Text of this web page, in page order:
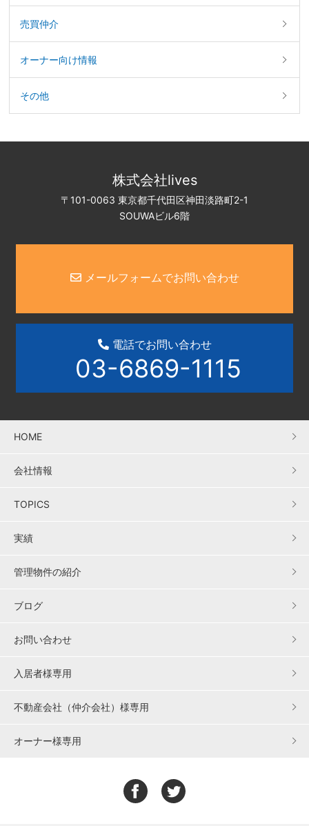
売買仲介
オーナー向け情報
その他
株式会社lives
〒101-0063 東京都千代田区神田淡路町2-1
SOUWAビル6階
メールフォームでお問い合わせ
電話でお問い合わせ
03-6869-1115
HOME
会社情報
TOPICS
実績
管理物件の紹介
ブログ
お問い合わせ
入居者様専用
不動産会社（仲介会社）様専用
オーナー様専用